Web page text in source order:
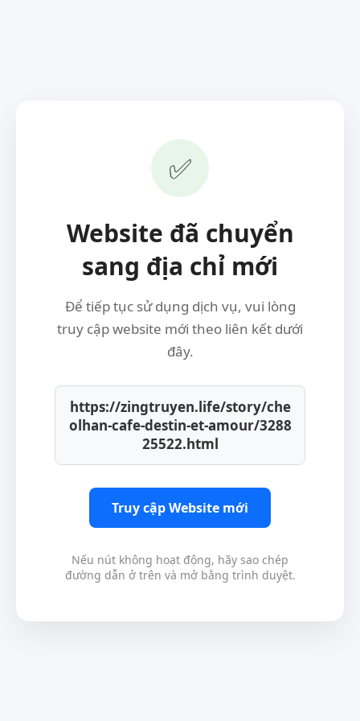
✅
Website đã chuyển
sang địa chỉ mới
Để tiếp tục sử dụng dịch vụ, vui lòng
truy cập website mới theo liên kết dưới
đây.
https://zingtruyen.life/story/che
olhan-cafe-destin-et-amour/3288
25522.html
Truy cập Website mới
Nếu nút không hoạt động, hãy sao chép
đường dẫn ở trên và mở bằng trình duyệt.